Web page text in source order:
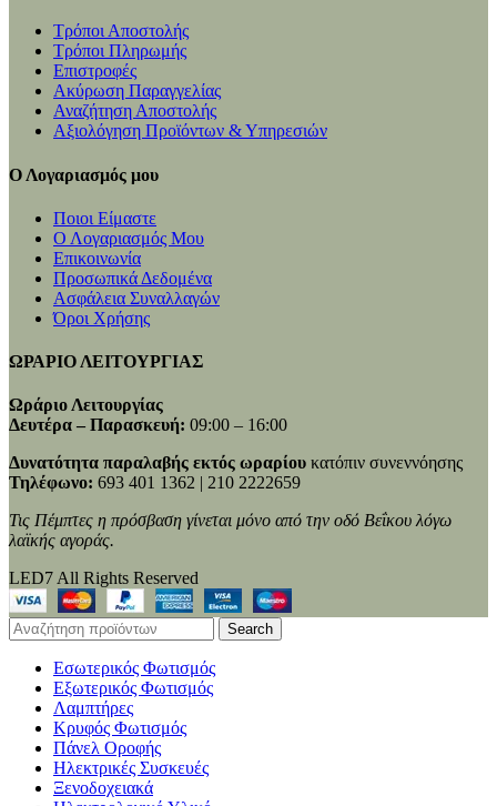
Τρόποι Αποστολής
Τρόποι Πληρωμής
Επιστροφές
Ακύρωση Παραγγελίας
Αναζήτηση Αποστολής
Αξιολόγηση Προϊόντων & Υπηρεσιών
Ο Λογαριασμός μου
Ποιοι Είμαστε
Ο Λογαριασμός Μου
Επικοινωνία
Προσωπικά Δεδομένα
Ασφάλεια Συναλλαγών
Όροι Χρήσης
ΩΡΑΡΙΟ ΛΕΙΤΟΥΡΓΙΑΣ
Ωράριο Λειτουργίας
Δευτέρα – Παρασκευή: 09:00 – 16:00
Δυνατότητα παραλαβής εκτός ωραρίου κατόπιν συνεννόησης
Τηλέφωνο: 693 401 1362 | 210 2222659
Τις Πέμπτες η πρόσβαση γίνεται μόνο από την οδό Βεΐκου λόγω
λαϊκής αγοράς.
LED7 All Rights Reserved
Search
Εσωτερικός Φωτισμός
Εξωτερικός Φωτισμός
Λαμπτήρες
Κρυφός Φωτισμός
Πάνελ Οροφής
Ηλεκτρικές Συσκευές
Ξενοδοχειακά